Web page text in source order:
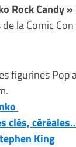
Rock Candy »
la Comic
figurines
clés,
King